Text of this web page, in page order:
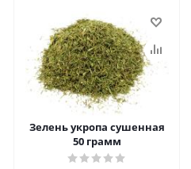
Зелень укропа сушенная
50 грамм